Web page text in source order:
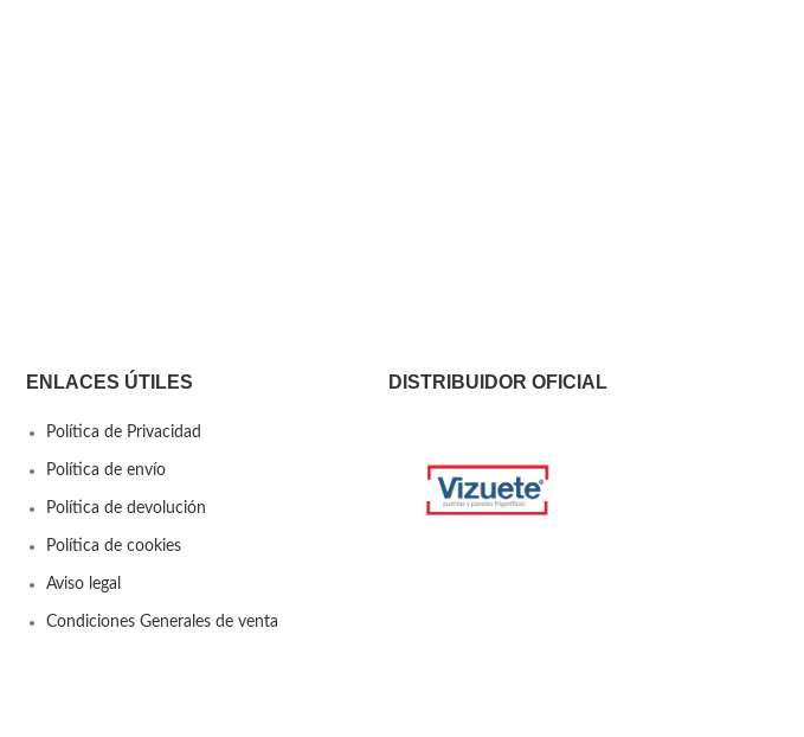
ENLACES ÚTILES
Política de Privacidad
Política de envío
Política de devolución
Política de cookies
Aviso legal
Condiciones Generales de venta
DISTRIBUIDOR OFICIAL